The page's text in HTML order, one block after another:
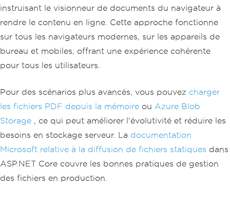
instruisant le visionneur de documents du navigateur à
rendre le contenu en ligne. Cette approche fonctionne
sur tous les navigateurs modernes, sur les appareils de
bureau et mobiles, offrant une expérience cohérente
pour tous les utilisateurs.
Pour des scénarios plus avancés, vous pouvez charger
les fichiers PDF depuis la mémoire ou Azure Blob
Storage , ce qui peut améliorer l'évolutivité et réduire les
besoins en stockage serveur. La documentation
Microsoft relative à la diffusion de fichiers statiques dans
ASP.NET Core couvre les bonnes pratiques de gestion
des fichiers en production.